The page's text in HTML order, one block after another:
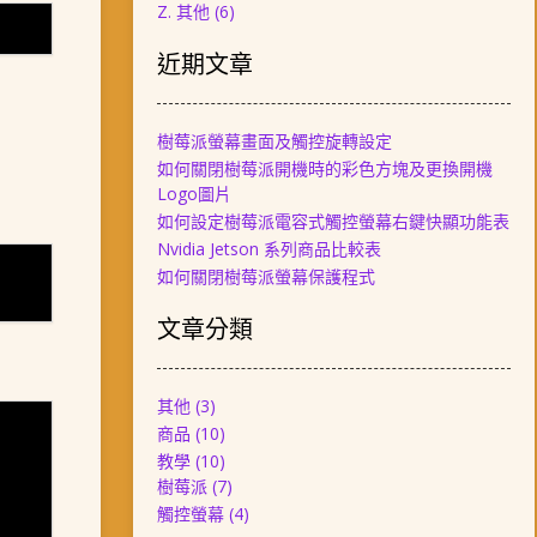
Z. 其他 (6)
近期文章
樹莓派螢幕畫面及觸控旋轉設定
如何關閉樹莓派開機時的彩色方塊及更換開機
Logo圖片
如何設定樹莓派電容式觸控螢幕右鍵快顯功能表
Nvidia Jetson 系列商品比較表
如何關閉樹莓派螢幕保護程式
文章分類
其他(3)
商品 (10)
教學(10)
樹莓派(7)
觸控螢幕(4)